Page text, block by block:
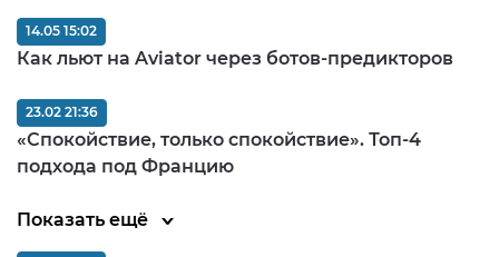
Как льют на Aviator через ботов-предикторов
14.05 15:02
«Спокойствие, только спокойствие». Топ-4
подхода под Францию
23.02 21:36
Показать ещё